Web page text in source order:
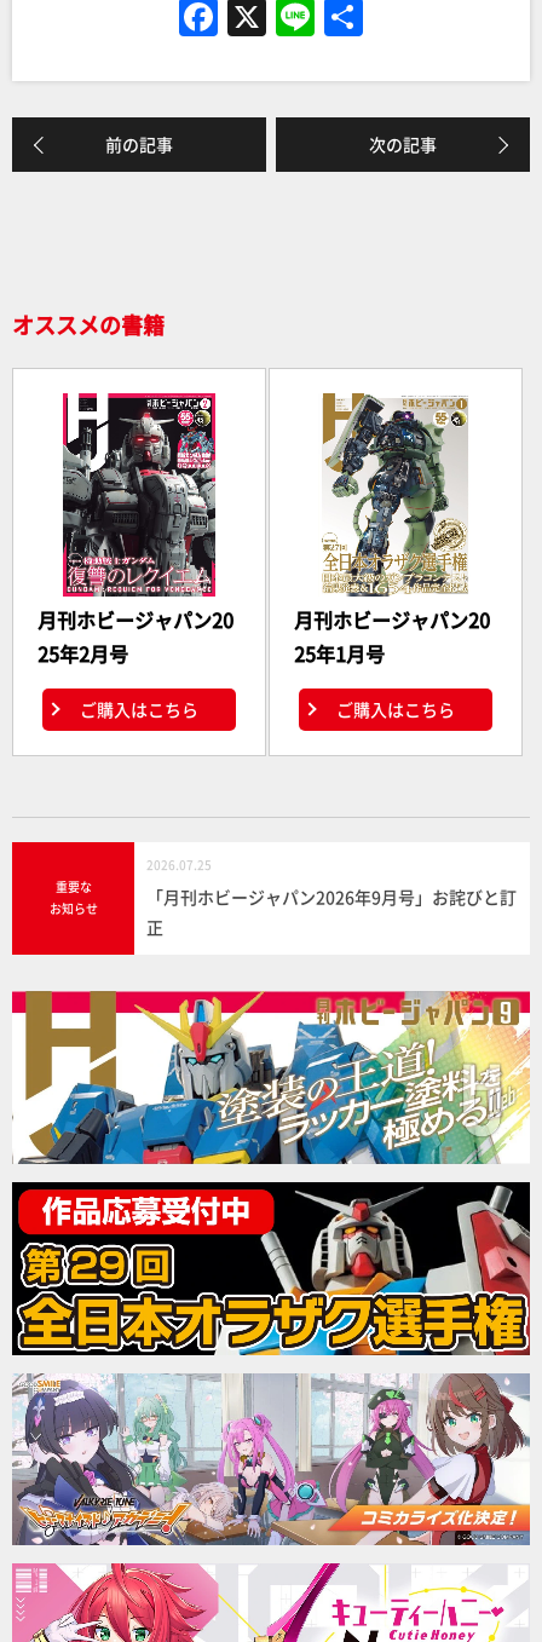
F
a
c
e
b
X Li
n
e
前の記事 次の記事
オススメの書籍
月刊ホビージャパン20
25年2月号
ご購入はこちら
月刊ホビージャパン20
25年1月号
ご購入はこちら
重要な
お知らせ
2026.07.25
「月刊ホビージャパン2026年9月号」お詫びと訂
正